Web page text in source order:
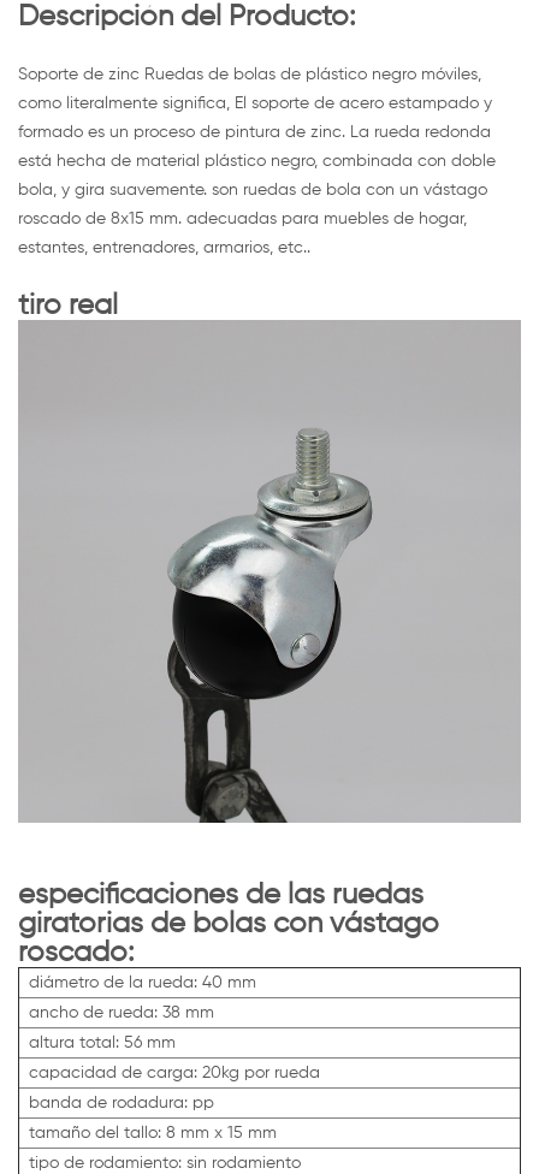
Descripción del Producto:
Soporte de zinc Ruedas de bolas de plástico negro móviles,
como literalmente significa, El soporte de acero estampado y
formado es un proceso de pintura de zinc. La rueda redonda
está hecha de material plástico negro, combinada con doble
bola, y gira suavemente. son ruedas de bola con un vástago
roscado de 8x15 mm. adecuadas para muebles de hogar,
estantes, entrenadores, armarios, etc..
tiro real
especificaciones de las ruedas
giratorias de bolas con vástago
roscado:
diámetro de la rueda: 40 mm
ancho de rueda: 38 mm
altura total: 56 mm
capacidad de carga: 20kg por rueda
banda de rodadura: pp
tamaño del tallo: 8 mm x 15 mm
tipo de rodamiento: sin rodamiento